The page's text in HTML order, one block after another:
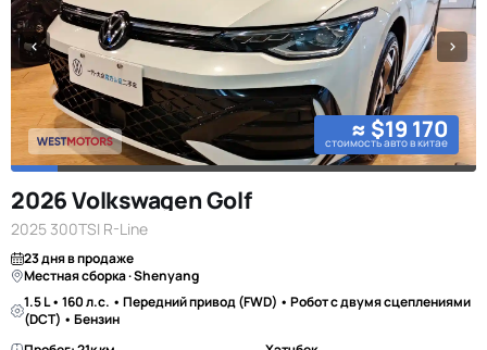
≈ $19 170
стоимость авто в китае
2026 Volkswagen Golf
2025 300TSI R-Line
23 дня в продаже
Местная сборка · Shenyang
1.5 L • 160 л.с. • Передний привод (FWD) • Робот с двумя сцеплениями
(DCT) • Бензин